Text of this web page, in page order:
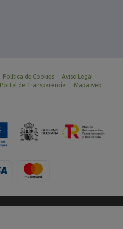
Política de Cookies
Aviso Legal
Portal de Transparencia Mapa web